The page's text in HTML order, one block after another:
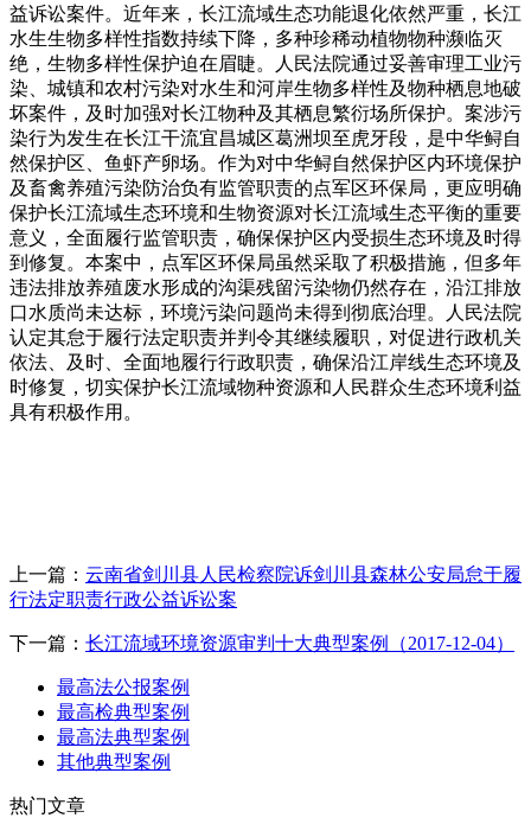
益诉讼案件。近年来，长江流域生态功能退化依然严重，长江
水生生物多样性指数持续下降，多种珍稀动植物物种濒临灭
绝，生物多样性保护迫在眉睫。人民法院通过妥善审理工业污
染、城镇和农村污染对水生和河岸生物多样性及物种栖息地破
坏案件，及时加强对长江物种及其栖息繁衍场所保护。案涉污
染行为发生在长江干流宜昌城区葛洲坝至虎牙段，是中华鲟自
然保护区、鱼虾产卵场。作为对中华鲟自然保护区内环境保护
及畜禽养殖污染防治负有监管职责的点军区环保局，更应明确
保护长江流域生态环境和生物资源对长江流域生态平衡的重要
意义，全面履行监管职责，确保保护区内受损生态环境及时得
到修复。本案中，点军区环保局虽然采取了积极措施，但多年
违法排放养殖废水形成的沟渠残留污染物仍然存在，沿江排放
口水质尚未达标，环境污染问题尚未得到彻底治理。人民法院
认定其怠于履行法定职责并判令其继续履职，对促进行政机关
依法、及时、全面地履行行政职责，确保沿江岸线生态环境及
时修复，切实保护长江流域物种资源和人民群众生态环境利益
具有积极作用。
上一篇： 云南省剑川县人民检察院诉剑川县森林公安局怠于履
行法定职责行政公益诉讼案
下一篇： 长江流域环境资源审判十大典型案例（2017-12-04）
最高法公报案例
最高检典型案例
最高法典型案例
其他典型案例
热门文章